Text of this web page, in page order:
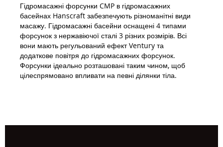
Гідромасажні форсунки CMP в гідромасажних
басейнах Hanscraft забезпечують різноманітні види
масажу. Гідромасажні басейни оснащені 4 типами
форсунок з нержавіючої сталі 3 різних розмірів. Всі
вони мають регульований ефект Ventury та
додаткове повітря до гідромасажних форсунок.
Форсунки ідеально розташовані таким чином, щоб
цілеспрямовано впливати на певні ділянки тіла.